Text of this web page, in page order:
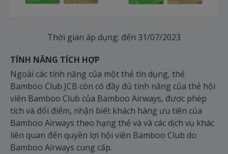
Thời gian áp dụng: đến 31/07/2023
TÍNH NĂNG TÍCH HỢP
Ngoài các tính năng của một thẻ tín dụng, thẻ
Bamboo Club JCB còn có đầy đủ tính năng của thẻ hội
viên Bamboo Club của Bamboo Airways, được phép
tích và đổi điểm, nhận biết khách hàng ưu tiên của
Bamboo Airways theo hạng thẻ và và các dịch vụ khác
liên quan đến quyền lợi hội viên Bamboo Club do
Bamboo Airways cung cấp.